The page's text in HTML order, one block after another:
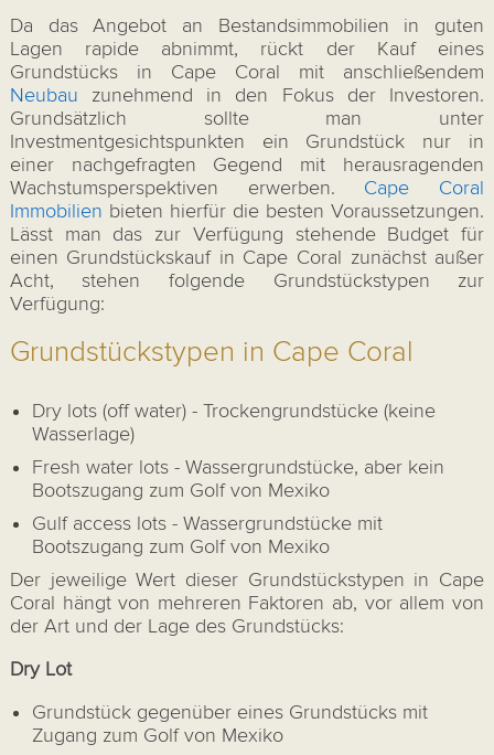
Da das Angebot an Bestandsimmobilien in guten
Lagen rapide abnimmt, rückt der Kauf eines
Grundstücks in Cape Coral mit anschließendem
Neubau zunehmend in den Fokus der Investoren.
Grundsätzlich sollte man unter
Investmentgesichtspunkten ein Grundstück nur in
einer nachgefragten Gegend mit herausragenden
Wachstumsperspektiven erwerben. Cape Coral
Immobilien bieten hierfür die besten Voraussetzungen.
Lässt man das zur Verfügung stehende Budget für
einen Grundstückskauf in Cape Coral zunächst außer
Acht, stehen folgende Grundstückstypen zur
Verfügung:
Grundstückstypen in Cape Coral
Dry lots (off water) - Trockengrundstücke (keine
Wasserlage)
Fresh water lots - Wassergrundstücke, aber kein
Bootszugang zum Golf von Mexiko
Gulf access lots - Wassergrundstücke mit
Bootszugang zum Golf von Mexiko
Der jeweilige Wert dieser Grundstückstypen in Cape
Coral hängt von mehreren Faktoren ab, vor allem von
der Art und der Lage des Grundstücks:
Dry Lot
Grundstück gegenüber eines Grundstücks mit
Zugang zum Golf von Mexiko